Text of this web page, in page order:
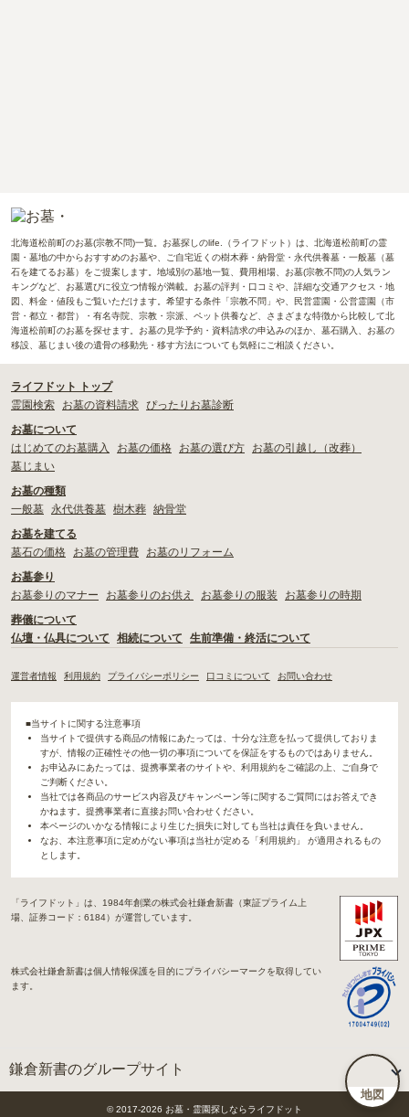
地図
北海道松前町のお墓(宗教不問)一覧。お墓探しのlife.（ライフドット）は、北海道松前町の霊
園・墓地の中からおすすめのお墓や、ご自宅近くの樹木葬・納骨堂・永代供養墓・一般墓（墓
石を建てるお墓）をご提案します。地域別の墓地一覧、費用相場、お墓(宗教不問)の人気ラン
キングなど、お墓選びに役立つ情報が満載。お墓の評判・口コミや、詳細な交通アクセス・地
図、料金・値段もご覧いただけます。希望する条件「宗教不問」や、民営霊園・公営霊園（市
営・都立・都営）・有名寺院、宗教・宗派、ペット供養など、さまざまな特徴から比較して北
海道松前町のお墓を探せます。お墓の見学予約・資料請求の申込みのほか、墓石購入、お墓の
移設、墓じまい後の遺骨の移動先・移す方法についても気軽にご相談ください。
ライフドット トップ
霊園検索
お墓の資料請求 ぴったりお墓診断
お墓について
はじめてのお墓購入
お墓の価格 お墓の選び方
お墓の引越し（改葬）
墓じまい
お墓の種類
一般墓
永代供養墓 樹木葬 納骨堂
お墓を建てる
墓石の価格
お墓の管理費
お墓のリフォーム
お墓参り
お墓参りのマナー
お墓参りのお供え お墓参りの服装
お墓参りの時期
葬儀について
仏壇・仏具について
相続について 生前準備・終活について
運営者情報 利用規約 プライバシーポリシー 口コミについて お問い合わせ
■当サイトに関する注意事項
当サイトで提供する商品の情報にあたっては、十分な注意を払って提供しておりま
すが、情報の正確性その他一切の事項についてを保証をするものではありません。
お申込みにあたっては、提携事業者のサイトや、利用規約をご確認の上、ご自身で
ご判断ください。
当社では各商品のサービス内容及びキャンペーン等に関するご質問にはお答えでき
かねます。提携事業者に直接お問い合わせください。
本ページのいかなる情報により生じた損失に対しても当社は責任を負いません。
なお、本注意事項に定めがない事項は当社が定める「利用規約」 が適用されるもの
とします。
「ライフドット」は、1984年創業の株式会社鎌倉新書（東証プライム上
場、証券コード：6184）が運営しています。
株式会社鎌倉新書は個人情報保護を目的にプライバシーマークを取得してい
ます。
鎌倉新書のグループサイト
「Life.（ライフドット）」関連サイト
© 2017-2026 お墓・霊園探しならライフドット